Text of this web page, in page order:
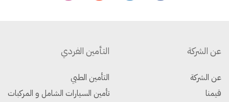
عن الشركة
عن الشركة
قيمنا
التأمين الفردي
التأمين الطبي
تأمين السيارات الشامل و المركبات